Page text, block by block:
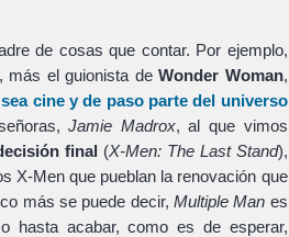
de cosas que contar. Por ejemplo,
más el guionista deWonder Woman,
cine y de paso parte del universo
Jamie Madrox, al que vimos
final (X-Men: The Last Stand),
X-Men que pueblan la renovación que
más se puede decir, Multiple Man es
hasta acabar, como es de esperar,